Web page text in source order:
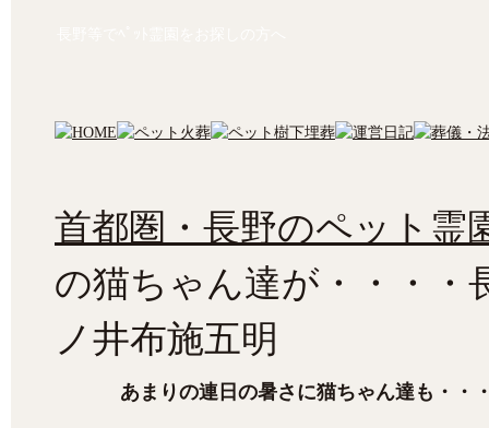
首都圏・長野のペット霊
の猫ちゃん達が・・・
ノ井布施五明
あまりの連日の暑さに猫ちゃん達も・・